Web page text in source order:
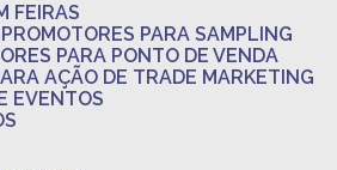
FEIRAS
PROMOTORES PARA SAMPLING
PARA PONTO DE VENDA
AÇÃO DE TRADE MARKETING
EVENTOS